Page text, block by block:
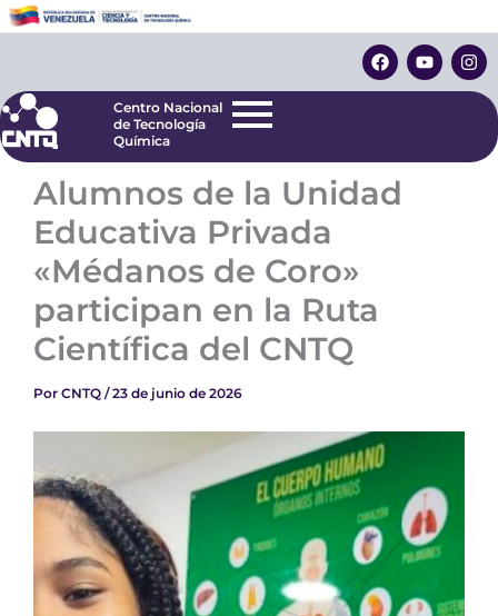
al
F
a
c
o
Y
o
u
e
I
n
s
r
Centro Nacional
de Tecnología
Centro Nacional
de Tecnología
Química
Alumnos de la Unidad
Educativa Privada
«Médanos de Coro»
participan en la Ruta
Científica del CNTQ
Por CNTQ /23 de junio de 2026